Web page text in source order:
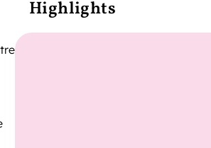
Highlights